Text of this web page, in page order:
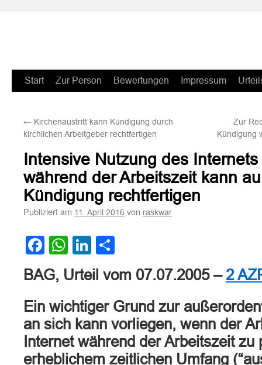
Zum
springen
Start Zur Person Bewertungen Impressum
← Kirchenaustritt kann Kündigung durch
kirchlichen Arbeitgeber rechtfertigen
Zur
Kündigung
Intensive Nutzung des
während der Arbeitszeit kann
Kündigung rechtfertigen
Publiziert am 11. April 2016 von raskwar
Facebook
WhatsApp
LinkedIn
BAG, Urteil vom 07.07.2005 – 2
Ein wichtiger Grund zur
an sich kann vorliegen, wenn der
Internet während der Arbeitszeit
erheblichem zeitlichen Umfang